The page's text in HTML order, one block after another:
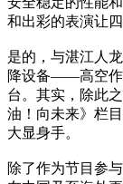
和出彩的表演让
是的，与湛江人
降设备——高空作
台。其实，除此
油！向未来》栏
大显身手。
除了作为节目参